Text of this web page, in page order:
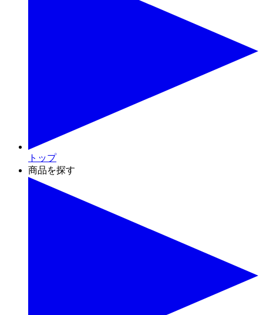
トップ
商品を探す